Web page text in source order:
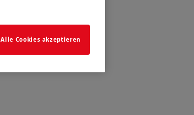
Alle Cookies akzeptieren